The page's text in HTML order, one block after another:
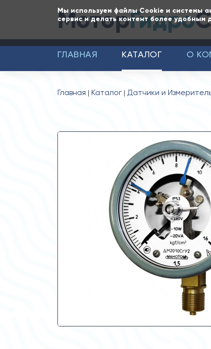
Мы используем файлы Cookie и системы
сервис и делать контент более удобным
МоторГидро
ГЛАВНАЯ КАТАЛОГ О
Главная Каталог Датчики и